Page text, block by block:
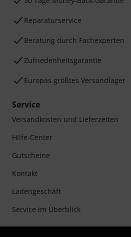
Reparaturservice
Beratung durch Fachexperten
Zufriedenheitsgarantie
Europas größtes Versandlager
Service
Versandkosten und Lieferzeiten
Hilfe-Center
Gutscheine
Kontakt
Ladengeschäft
Service im Überblick